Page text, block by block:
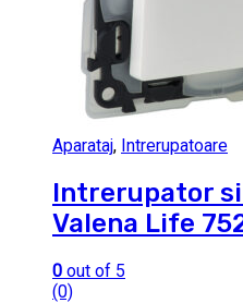
Aparataj, Intrerupatoare
Intrerupator
Valena Life
0 out of 5
(0)